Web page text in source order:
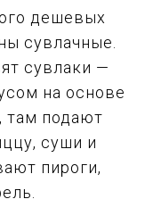
дешевых
сувлачные.
сувлаки —
на основе
там подают
суши и
пироги,